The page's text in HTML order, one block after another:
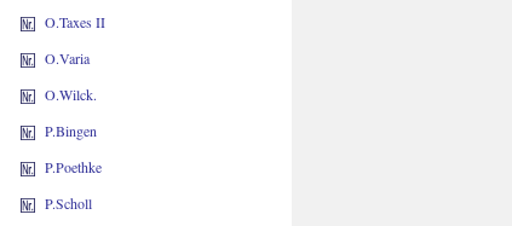
O.Taxes II
O.Varia
O.Wilck.
P.Bingen
P.Poethke
P.Scholl